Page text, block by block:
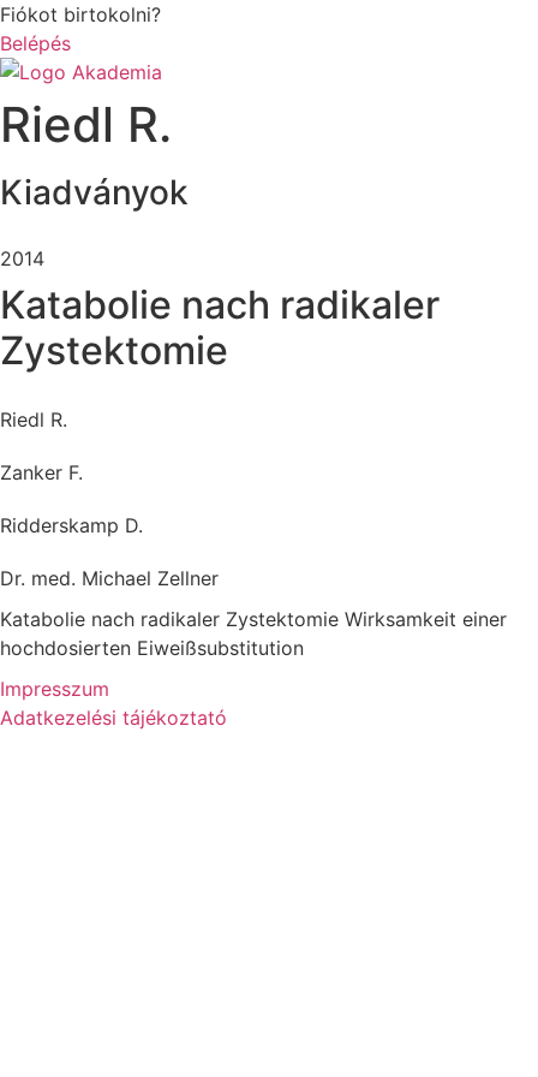
Ugrás
a
tartalomhoz
Fiókot birtokolni?
Belépés
Riedl R.
Kiadványok
2014
Katabolie nach radikaler
Zystektomie
Riedl R.
Zanker F.
Ridderskamp D.
Dr. med. Michael Zellner
Katabolie nach radikaler Zystektomie Wirksamkeit einer
hochdosierten Eiweißsubstitution
Impresszum
Adatkezelési tájékoztató